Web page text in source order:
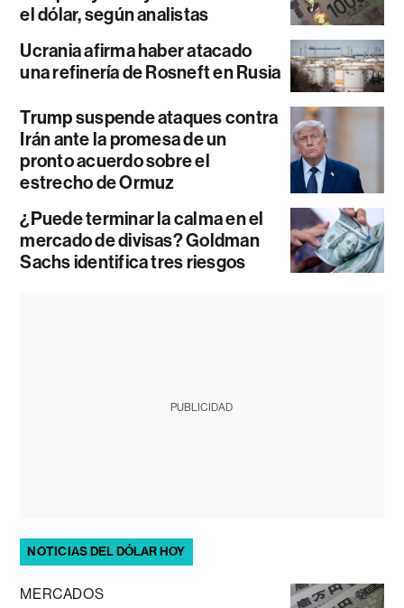
el dólar, según analistas
Ucrania afirma haber atacado
una refinería de Rosneft en Rusia
Trump suspende ataques contra
Irán ante la promesa de un
pronto acuerdo sobre el
estrecho de Ormuz
¿Puede terminar la calma en el
mercado de divisas? Goldman
Sachs identifica tres riesgos
PUBLICIDAD
NOTICIAS DEL DÓLAR HOY
MERCADOS